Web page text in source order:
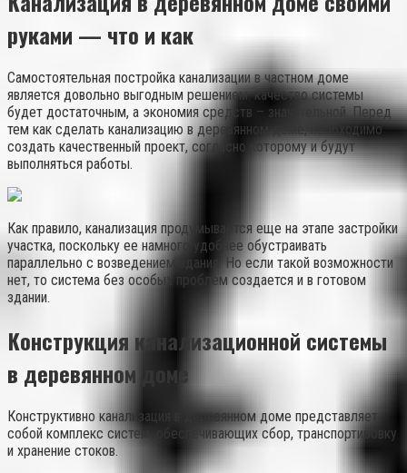
руками — что и как
Самостоятельная постройка канализации в частном доме
является довольно выгодным решением: качество системы
будет достаточным, а экономия средств – значительной. Перед
тем как сделать канализацию в деревянном доме, необходимо
создать качественный проект, согласно которому и будут
выполняться работы.
Как правило, канализация продумывается еще на этапе застройки
участка, поскольку ее намного удобнее обустраивать
параллельно с возведением здания. Но если такой возможности
нет, то система без особых проблем создается и в готовом
здании.
Конструкция канализационной системы
в деревянном доме
Конструктивно канализация в деревянном доме представляет
собой комплекс систем, обеспечивающих сбор, транспортировку
и хранение стоков.